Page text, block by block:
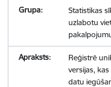
Statistikas
uzlabotu
Reģistrē
versijas,
datu